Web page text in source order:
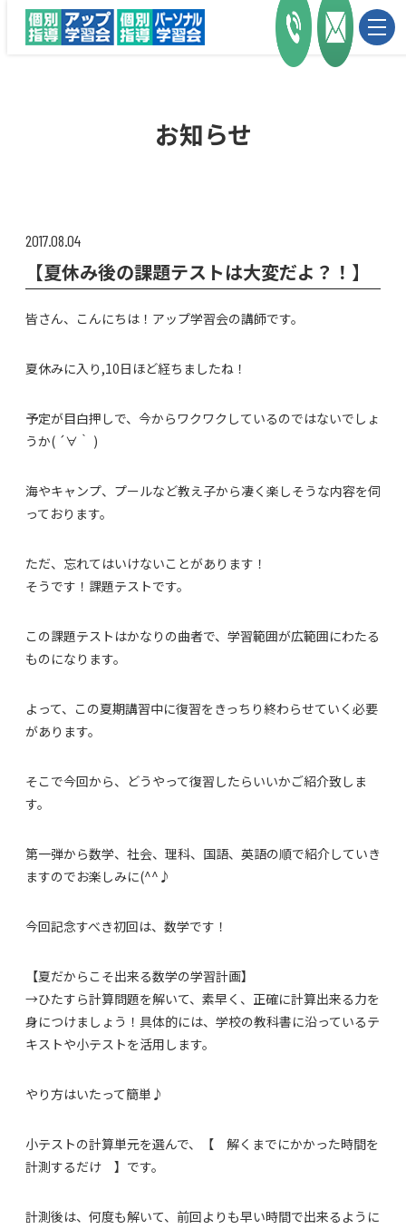
お知らせ
2017.08.04
【夏休み後の課題テストは大変だよ？！】
皆さん、こんにちは！アップ学習会の講師です。
夏休みに入り,10日ほど経ちましたね！
予定が目白押しで、今からワクワクしているのではないでしょ
うか( ´∀｀ )
海やキャンプ、プールなど教え子から凄く楽しそうな内容を伺
っております。
ただ、忘れてはいけないことがあります！
そうです！課題テストです。
この課題テストはかなりの曲者で、学習範囲が広範囲にわたる
ものになります。
よって、この夏期講習中に復習をきっちり終わらせていく必要
があります。
そこで今回から、どうやって復習したらいいかご紹介致しま
す。
第一弾から数学、社会、理科、国語、英語の順で紹介していき
ますのでお楽しみに(^^♪
今回記念すべき初回は、数学です！
【夏だからこそ出来る数学の学習計画】
→ひたすら計算問題を解いて、素早く、正確に計算出来る力を
身につけましょう！具体的には、学校の教科書に沿っているテ
キストや小テストを活用します。
やり方はいたって簡単♪
小テストの計算単元を選んで、【 解くまでにかかった時間を
計測するだけ 】です。
計測後は、何度も解いて、前回よりも早い時間で出来るように